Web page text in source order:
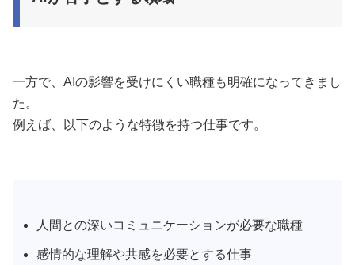
一方で、AIの影響を受けにくい職種も明確になってきまし
た。
例えば、以下のような特徴を持つ仕事です。
人間との深いコミュニケーションが必要な職種
感情的な理解や共感を必要とする仕事